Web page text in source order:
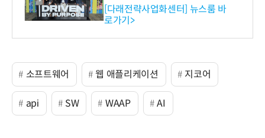
와의 비즈니스 미팅 지원…K
-바이오 해외 진출 교두보 확
보
[다래전략사업화센터] 뉴스룸 바
로가기>
소프트웨어 웹 애플리케이션 지코어
api SW WAAP AI